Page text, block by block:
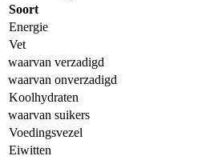
Soort
Energie
Vet
waarvan verzadigd
waarvan onverzadigd
Koolhydraten
waarvan suikers
Voedingsvezel
Eiwitten